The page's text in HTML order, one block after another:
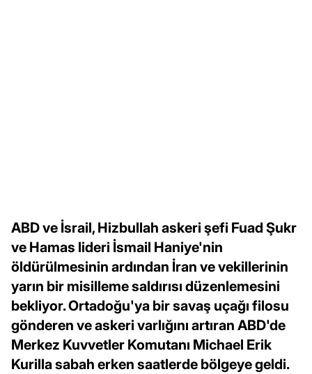
ABD ve İsrail, Hizbullah askeri şefi Fuad Şukr
ve Hamas lideri İsmail Haniye'nin
öldürülmesinin ardından İran ve vekillerinin
yarın bir misilleme saldırısı düzenlemesini
bekliyor. Ortadoğu'ya bir savaş uçağı filosu
gönderen ve askeri varlığını artıran ABD'de
Merkez Kuvvetler Komutanı Michael Erik
Kurilla sabah erken saatlerde bölgeye geldi.